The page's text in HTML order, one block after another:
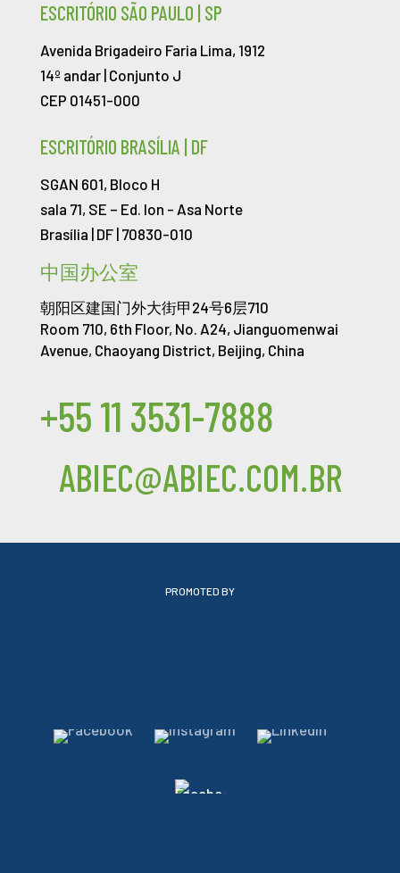
ESCRITÓRIO SÃO PAULO | SP
Avenida Brigadeiro Faria Lima, 1912
14º andar | Conjunto J
CEP 01451-000
ESCRITÓRIO BRASÍLIA | DF
SGAN 601, Bloco H
sala 71, SE – Ed. Ion - Asa Norte
Brasília | DF | 70830-010
中国办公室
朝阳区建国门外大街甲24号6层710
Room 710, 6th Floor, No. A24, Jianguomenwai
Avenue, Chaoyang District, Beijing, China
+55 11 3531-7888
ABIEC@ABIEC.COM.BR
PROMOTED BY